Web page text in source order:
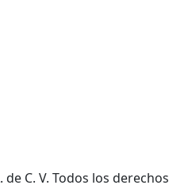
de C. V. Todos los derechos